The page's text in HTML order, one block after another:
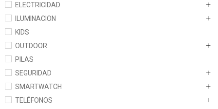
ELECTRICIDAD
ILUMINACION
KIDS
OUTDOOR
PILAS
SEGURIDAD
SMARTWATCH
TELÉFONOS